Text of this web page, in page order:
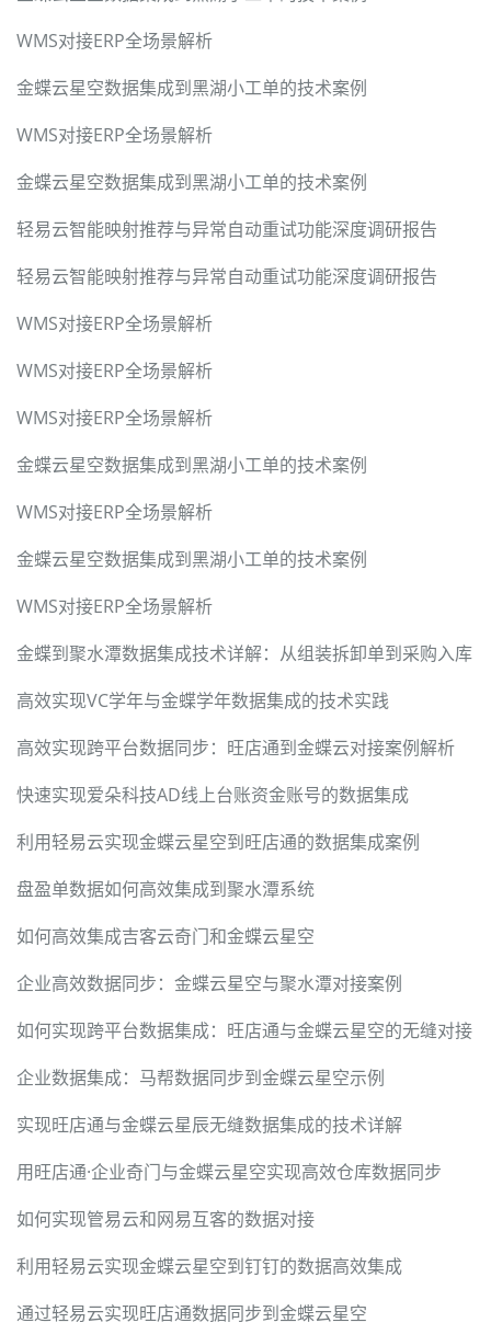
WMS对接ERP全场景解析
金蝶云星空数据集成到黑湖小工单的技术案例
WMS对接ERP全场景解析
金蝶云星空数据集成到黑湖小工单的技术案例
轻易云智能映射推荐与异常自动重试功能深度调研报告
轻易云智能映射推荐与异常自动重试功能深度调研报告
WMS对接ERP全场景解析
WMS对接ERP全场景解析
WMS对接ERP全场景解析
金蝶云星空数据集成到黑湖小工单的技术案例
WMS对接ERP全场景解析
金蝶云星空数据集成到黑湖小工单的技术案例
WMS对接ERP全场景解析
金蝶到聚水潭数据集成技术详解：从组装拆卸单到采购入库
高效实现VC学年与金蝶学年数据集成的技术实践
高效实现跨平台数据同步：旺店通到金蝶云对接案例解析
快速实现爱朵科技AD线上台账资金账号的数据集成
利用轻易云实现金蝶云星空到旺店通的数据集成案例
盘盈单数据如何高效集成到聚水潭系统
如何高效集成吉客云奇门和金蝶云星空
企业高效数据同步：金蝶云星空与聚水潭对接案例
如何实现跨平台数据集成：旺店通与金蝶云星空的无缝对接
企业数据集成：马帮数据同步到金蝶云星空示例
实现旺店通与金蝶云星辰无缝数据集成的技术详解
用旺店通·企业奇门与金蝶云星空实现高效仓库数据同步
如何实现管易云和网易互客的数据对接
利用轻易云实现金蝶云星空到钉钉的数据高效集成
通过轻易云实现旺店通数据同步到金蝶云星空